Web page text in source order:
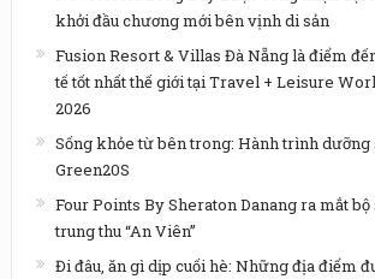
khởi đầu chương mới bên vịnh di sản
Fusion Resort & Villas Đà Nẵng là điểm
tế tốt nhất thế giới tại Travel + Leisure
2026
Sống khỏe từ bên trong: Hành trình
Green20S
Four Points By Sheraton Danang ra mắt
trung thu “An Viên”
Đi đâu, ăn gì dịp cuối hè: Những địa điểm